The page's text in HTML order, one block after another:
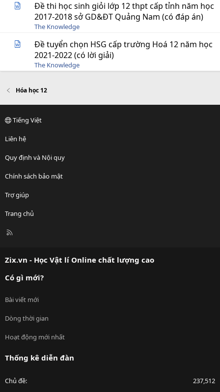
Đề thi học sinh giỏi lớp 12 thpt cấp tỉnh năm học
2017-2018 sở GD&ĐT Quảng Nam (có đáp án)
The Knowledge
Đề tuyển chọn HSG cấp trường Hoá 12 năm học
2021-2022 (có lời giải)
The Knowledge
Hóa học 12
Tiếng Việt
Liên hệ
Quy định và Nội quy
Chính sách bảo mật
Trợ giúp
Trang chủ
R
Zix.vn - Học Vật lí Online chất lượng cao
Có gì mới?
Bài viết mới
Dòng thời gian
Hoạt động mới nhất
Thống kê diễn đàn
Chủ đề 237,512